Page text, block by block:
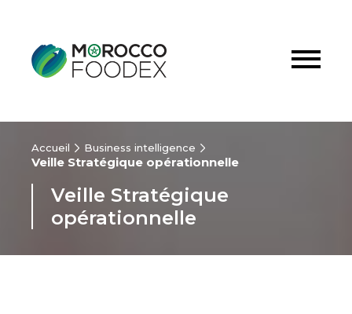
Accueil Business intelligence
Veille Stratégique opérationnelle
Veille Stratégique
opérationnelle